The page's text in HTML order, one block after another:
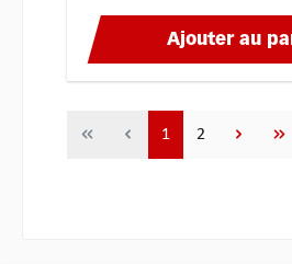
Ajouter au
Page
1 Page
2